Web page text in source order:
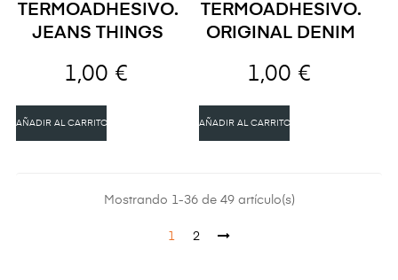
TERMOADHESIVO.
JEANS THINGS
1,00 €
AÑADIR AL CARRITO
TERMOADHESIVO.
ORIGINAL DENIM
1,00 €
AÑADIR AL CARRITO
Mostrando 1-36 de 49 artículo(s)
1 2